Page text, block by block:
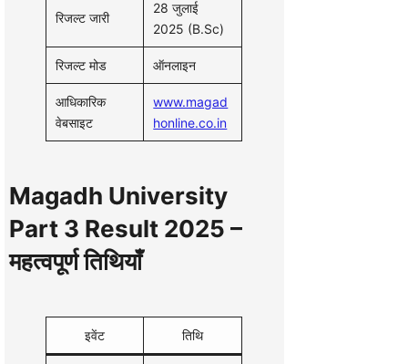
रिजल्ट जारी
28 जुलाई
2025 (B.Sc)
रिजल्ट मोड ऑनलाइन
आधिकारिक
वेबसाइट
www.magad
honline.co.in
Magadh University
Part 3 Result 2025 –
महत्वपूर्ण तिथियाँ
इवेंट तिथि